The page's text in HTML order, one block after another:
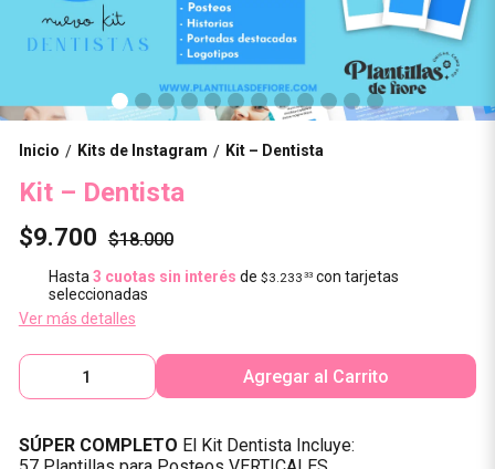
Inicio / Kits de Instagram / Kit – Dentista
Kit – Dentista
$9.700 $18.000
Hasta3 cuotas sin interés de$3.233 33 con tarjetas
seleccionadas
Ver más detalles
Agregar al Carrito
SÚPER COMPLETO El Kit Dentista Incluye: